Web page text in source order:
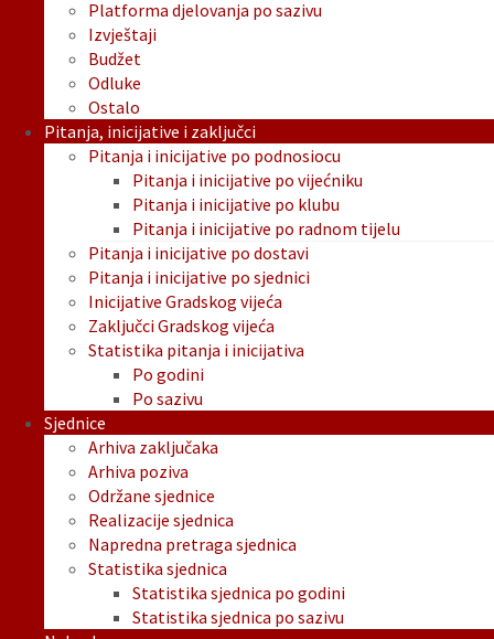
Platforma djelovanja po sazivu
Izvještaji
Budžet
Odluke
Ostalo
Pitanja, inicijative i zaključci
Pitanja i inicijative po podnosiocu
Pitanja i inicijative po vijećniku
Pitanja i inicijative po klubu
Pitanja i inicijative po radnom tijelu
Pitanja i inicijative po dostavi
Pitanja i inicijative po sjednici
Inicijative Gradskog vijeća
Zaključci Gradskog vijeća
Statistika pitanja i inicijativa
Po godini
Po sazivu
Sjednice
Arhiva zaključaka
Arhiva poziva
Održane sjednice
Realizacije sjednica
Napredna pretraga sjednica
Statistika sjednica
Statistika sjednica po godini
Statistika sjednica po sazivu